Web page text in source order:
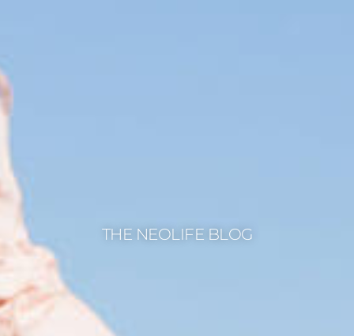
THE NEOLIFE BLOG